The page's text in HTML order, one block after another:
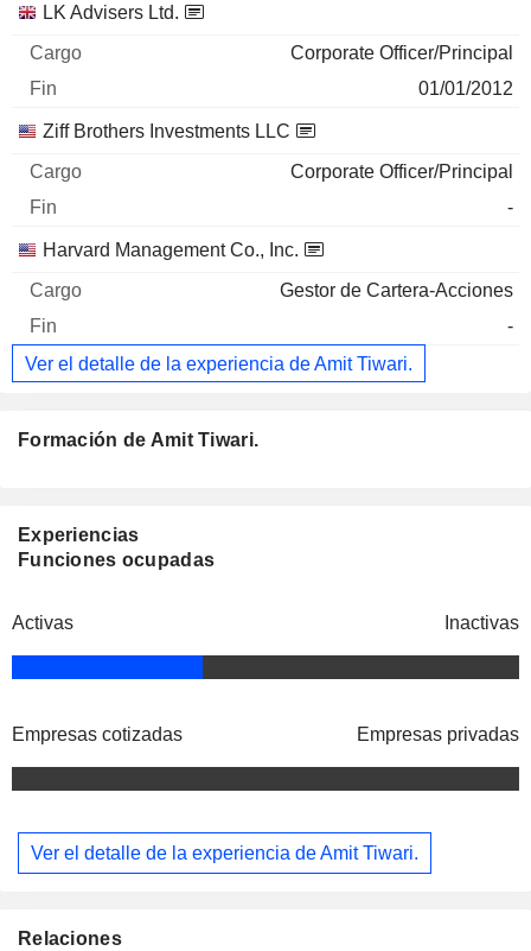
Empresas Cargo Fin
LK Advisers Ltd.
Corporate Officer/Principal
01/01/2012
Ziff Brothers Investments LLC
Corporate Officer/Principal
-
Harvard Management Co., Inc.
Gestor de Cartera-Acciones
-
Ver el detalle de la experiencia de Amit Tiwari.
Formación de Amit Tiwari.
Experiencias
Funciones ocupadas
Activas Inactivas
Empresas cotizadas Empresas privadas
Ver el detalle de la experiencia de Amit Tiwari.
Relaciones